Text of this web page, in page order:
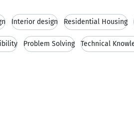
Interior design Residential Housing
Problem Solving Technical